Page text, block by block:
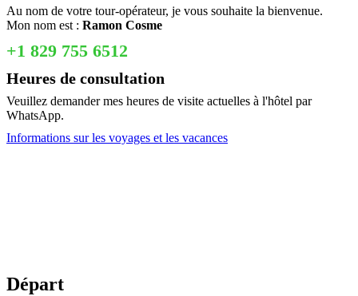
Au nom de votre tour-opérateur, je vous souhaite la bienvenue.
Mon nom est : Ramon Cosme
+1 829 755 6512
Heures de consultation
Veuillez demander mes heures de visite actuelles à l'hôtel par
WhatsApp.
Informations sur les voyages et les vacances
Départ